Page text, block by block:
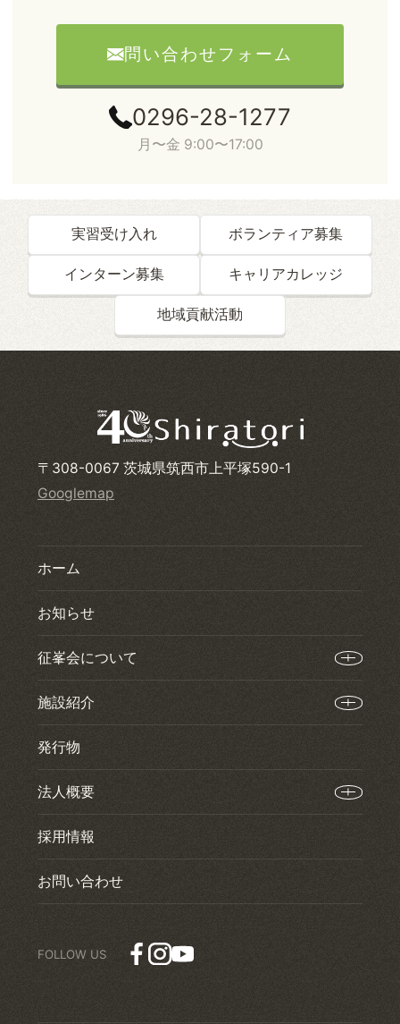
問い合わせフォーム
0296-28-1277
月〜金 9:00〜17:00
実習受け入れ ボランティア募集
インターン募集 キャリアカレッジ
地域貢献活動
〒308-0067 茨城県筑西市上平塚590-1
Googlemap
ホーム
お知らせ
征峯会について
施設紹介
発行物
法人概要
採用情報
お問い合わせ